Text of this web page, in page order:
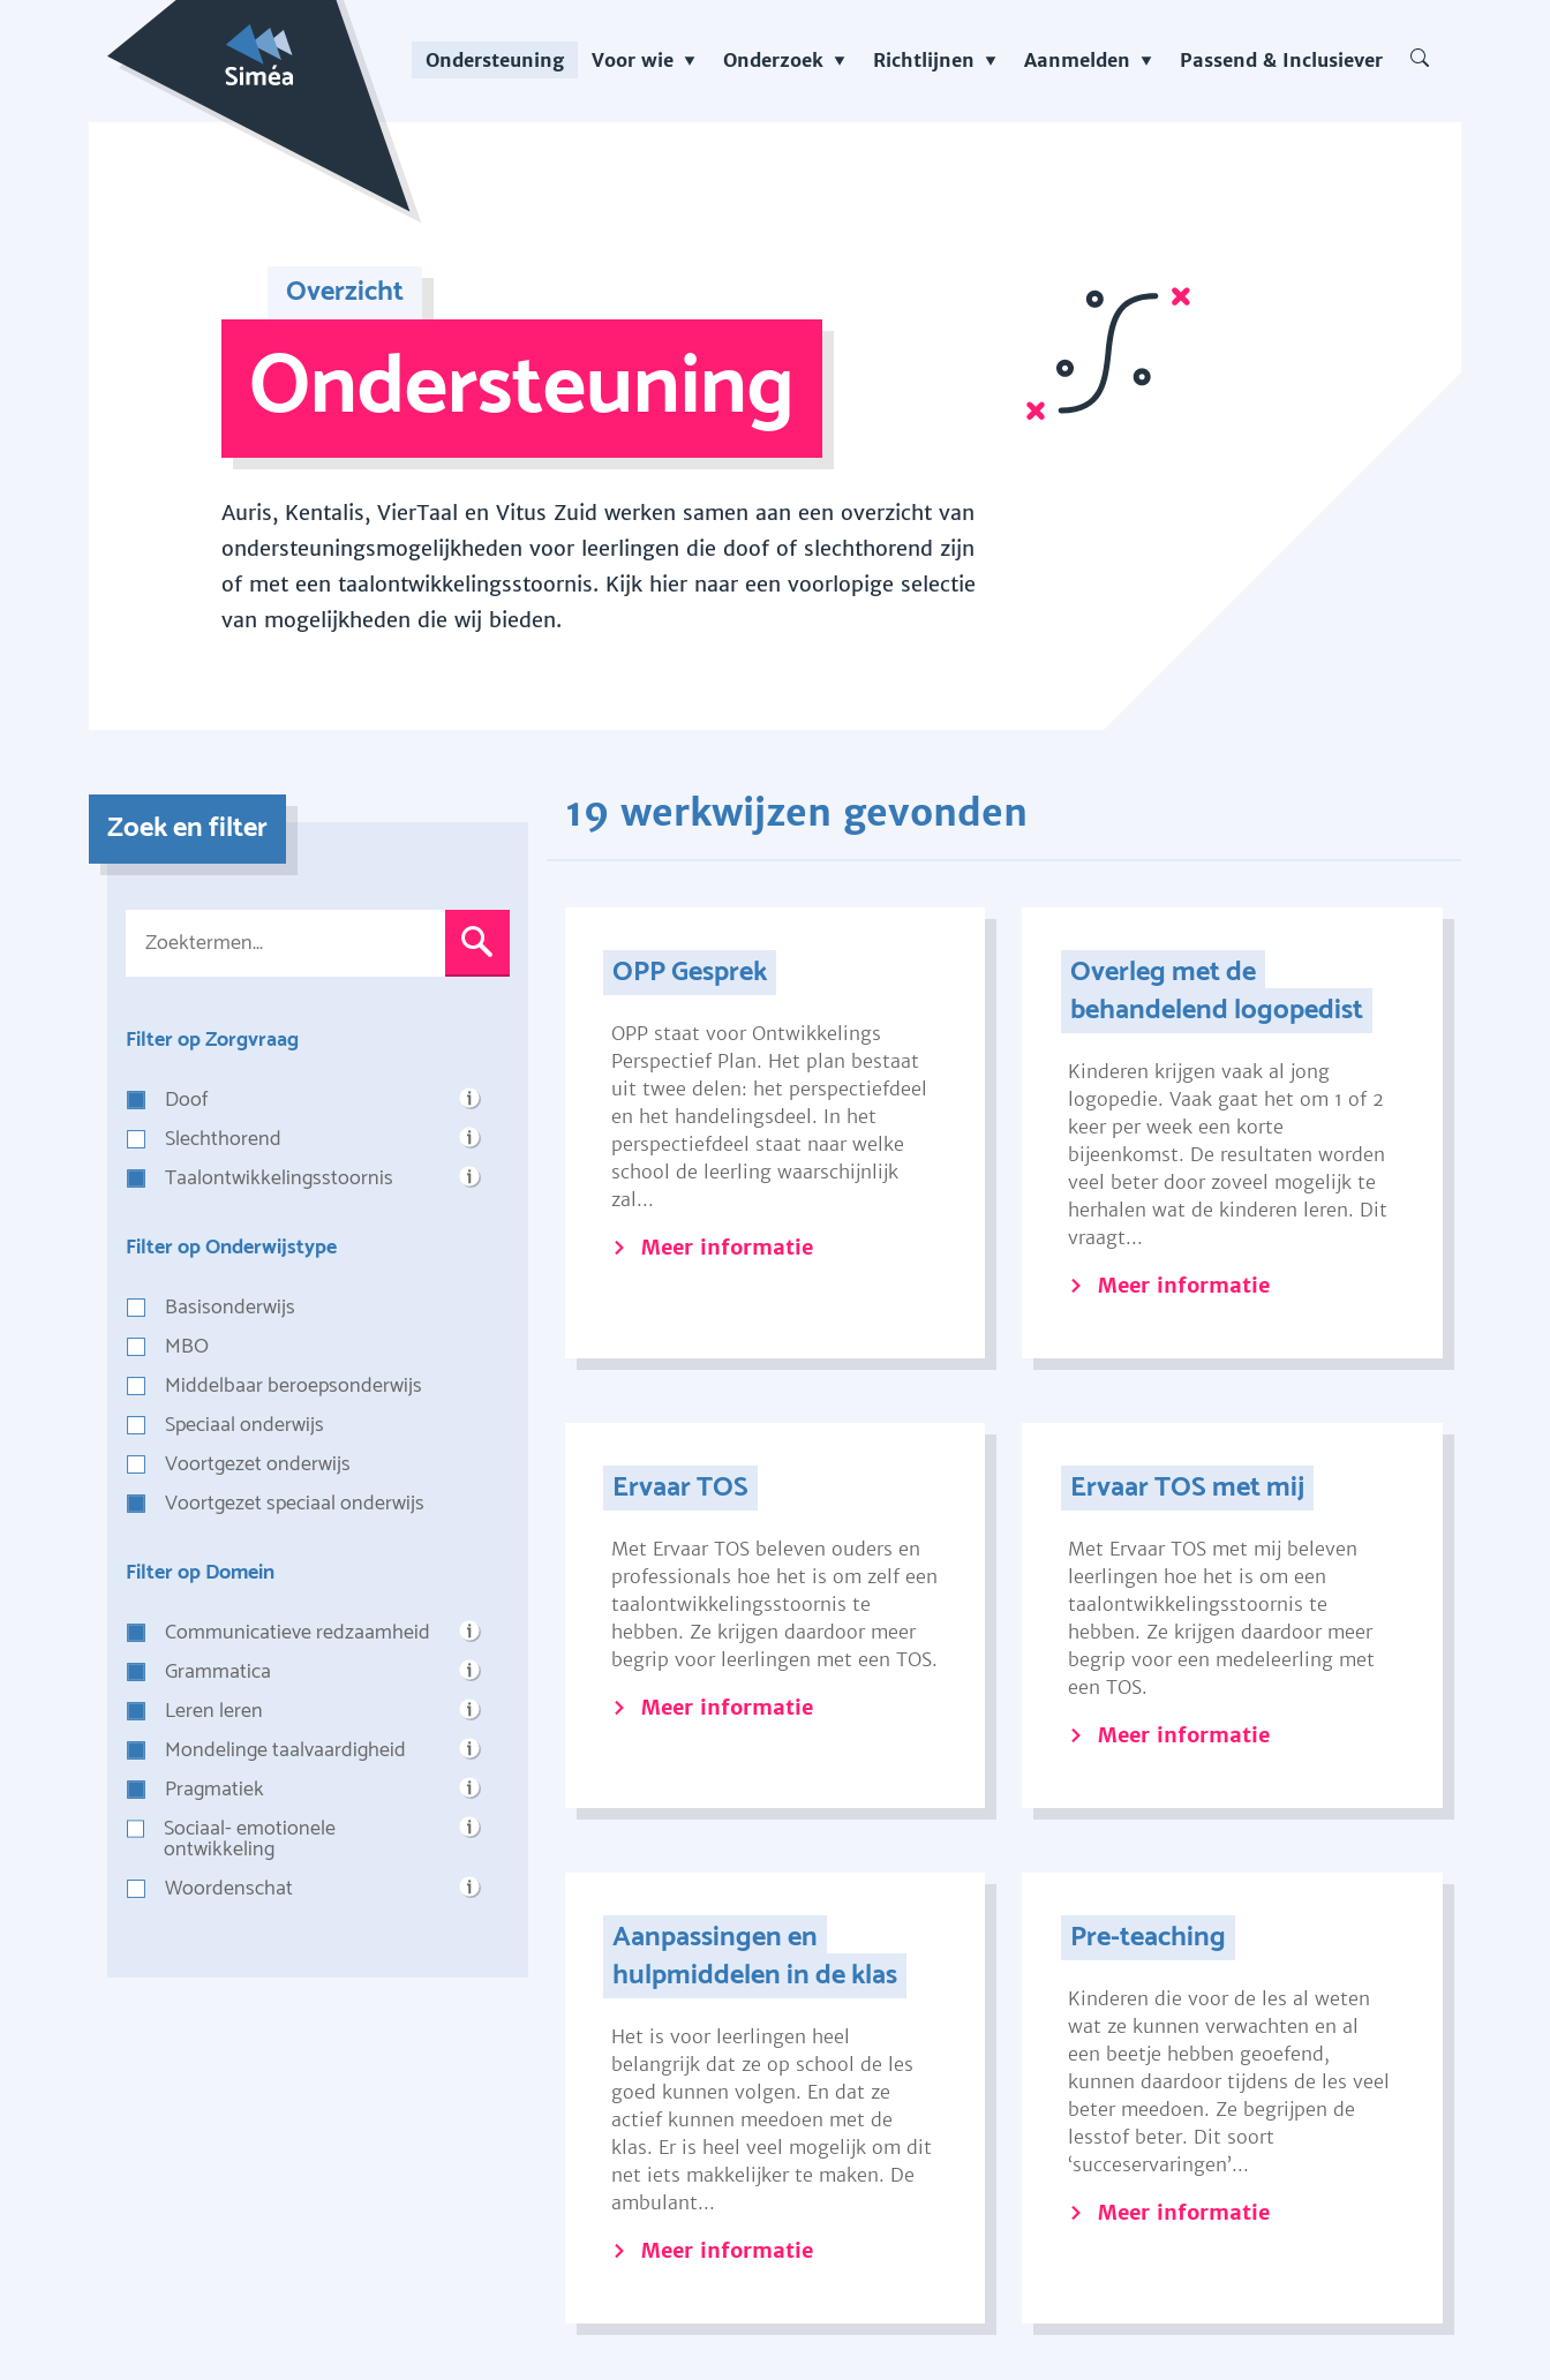
Ondersteuning Voor wie Onderzoek Richtlijnen Aanmelden Passend & Inclusiever
Overzicht
Ondersteuning
Auris, Kentalis, VierTaal en Vitus Zuid werken samen aan een overzicht van
ondersteuningsmogelijkheden voor leerlingen die doof of slechthorend zijn
of met een taalontwikkelingsstoornis. Kijk hier naar een voorlopige selectie
van mogelijkheden die wij bieden.
Zoek en filter
Filter op Zorgvraag
Doof
Slechthorend
Taalontwikkelingsstoornis
Filter op Onderwijstype
Basisonderwijs
MBO
Middelbaar beroepsonderwijs
Speciaal onderwijs
Voortgezet onderwijs
Voortgezet speciaal onderwijs
Filter op Domein
Communicatieve redzaamheid
Grammatica
Leren leren
Mondelinge taalvaardigheid
Pragmatiek
Sociaal- emotionele
ontwikkeling
Woordenschat
19 werkwijzen gevonden
OPP Gesprek
OPP staat voor Ontwikkelings
Perspectief Plan. Het plan bestaat
uit twee delen: het perspectiefdeel
en het handelingsdeel. In het
perspectiefdeel staat naar welke
school de leerling waarschijnlijk
zal...
Meer informatie
Overleg met de
behandelend logopedist
Kinderen krijgen vaak al jong
logopedie. Vaak gaat het om 1 of 2
keer per week een korte
bijeenkomst. De resultaten worden
veel beter door zoveel mogelijk te
herhalen wat de kinderen leren. Dit
vraagt...
Meer informatie
Ervaar TOS
Met Ervaar TOS beleven ouders en
professionals hoe het is om zelf een
taalontwikkelingsstoornis te
hebben. Ze krijgen daardoor meer
begrip voor leerlingen met een TOS.
Meer informatie
Ervaar TOS met mij
Met Ervaar TOS met mij beleven
leerlingen hoe het is om een
taalontwikkelingsstoornis te
hebben. Ze krijgen daardoor meer
begrip voor een medeleerling met
een TOS.
Meer informatie
Aanpassingen en
hulpmiddelen in de klas
Het is voor leerlingen heel
belangrijk dat ze op school de les
goed kunnen volgen. En dat ze
actief kunnen meedoen met de
klas. Er is heel veel mogelijk om dit
net iets makkelijker te maken. De
ambulant...
Meer informatie
Pre-teaching
Kinderen die voor de les al weten
wat ze kunnen verwachten en al
een beetje hebben geoefend,
kunnen daardoor tijdens de les veel
beter meedoen. Ze begrijpen de
lesstof beter. Dit soort
‘succeservaringen’...
Meer informatie